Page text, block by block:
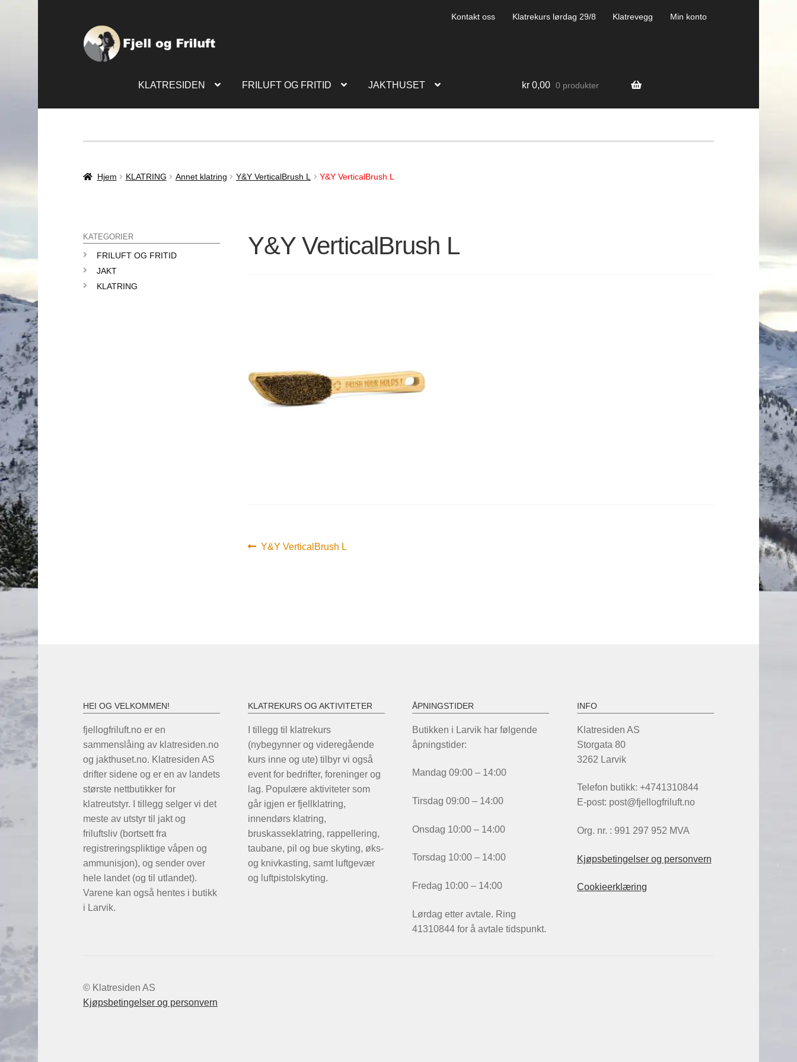
Kontakt oss Klatrekurs lørdag 29/8 Klatrevegg Min konto
KLATRESIDEN FRILUFT OG FRITID JAKTHUSET kr 0,00 0 produkter
Hjem KLATRING Annet klatring Y&Y VerticalBrush L Y&Y VerticalBrush L
Y&Y VerticalBrush L
Innleggsnavigasjon
Forrige
Y&Y VerticalBrush L
KATEGORIER
FRILUFT OG FRITID
JAKT
KLATRING
HEI OG VELKOMMEN!
fjellogfriluft.no er en
sammenslåing av klatresiden.no
og jakthuset.no. Klatresiden AS
drifter sidene og er en av landets
største nettbutikker for
klatreutstyr. I tillegg selger vi det
meste av utstyr til jakt og
friluftsliv (bortsett fra
registreringspliktige våpen og
ammunisjon), og sender over
hele landet (og til utlandet).
Varene kan også hentes i butikk
i Larvik.
KLATREKURS OG AKTIVITETER
I tillegg til klatrekurs
(nybegynner og videregående
kurs inne og ute) tilbyr vi også
event for bedrifter, foreninger og
lag. Populære aktiviteter som
går igjen er fjellklatring,
innendørs klatring,
bruskasseklatring, rappellering,
taubane, pil og bue skyting, øks-
og knivkasting, samt luftgevær
og luftpistolskyting.
ÅPNINGSTIDER
Butikken i Larvik har følgende
åpningstider:
Mandag 09:00 – 14:00
Tirsdag 09:00 – 14:00
Onsdag 10:00 – 14:00
Torsdag 10:00 – 14:00
Fredag 10:00 – 14:00
Lørdag etter avtale. Ring
41310844 for å avtale tidspunkt.
INFO
Klatresiden AS
Storgata 80
3262 Larvik
Telefon butikk: +4741310844
E-post: post@fjellogfriluft.no
Org. nr. : 991 297 952 MVA
Kjøpsbetingelser og personvern
Cookieerklæring
© Klatresiden AS
Kjøpsbetingelser og personvern